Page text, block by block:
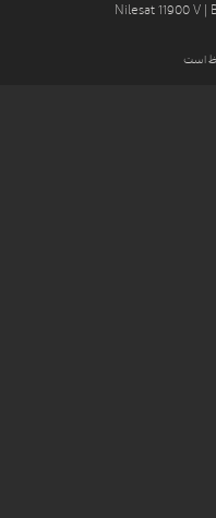
Nilesat 11900 V |
است